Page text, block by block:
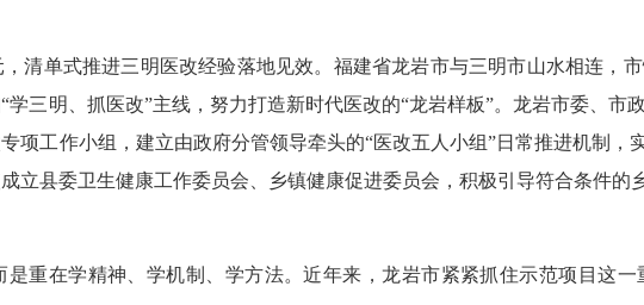
单式推进三明医改经验落地见效。福建省龙岩市与三明市山水相连，
学三明、抓医改”主线，努力打造新时代医改的“龙岩样板”。龙岩市委、市
项工作小组，建立由政府分管领导牵头的“医改五人小组”日常推进机制，
立县委卫生健康工作委员会、乡镇健康促进委员会，积极引导符合条件的
在学精神、学机制、学方法。近年来，龙岩市紧紧抓住示范项目这一